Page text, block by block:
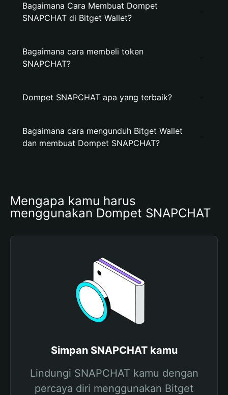
Bagaimana Cara Membuat Dompet
SNAPCHAT di Bitget Wallet?
Bagaimana cara membeli token
SNAPCHAT?
Dompet SNAPCHAT apa yang terbaik?
Bagaimana cara mengunduh Bitget Wallet
dan membuat Dompet SNAPCHAT?
Mengapa kamu harus
menggunakan Dompet SNAPCHAT
Simpan SNAPCHAT kamu
Lindungi SNAPCHAT kamu dengan
percaya diri menggunakan Bitget